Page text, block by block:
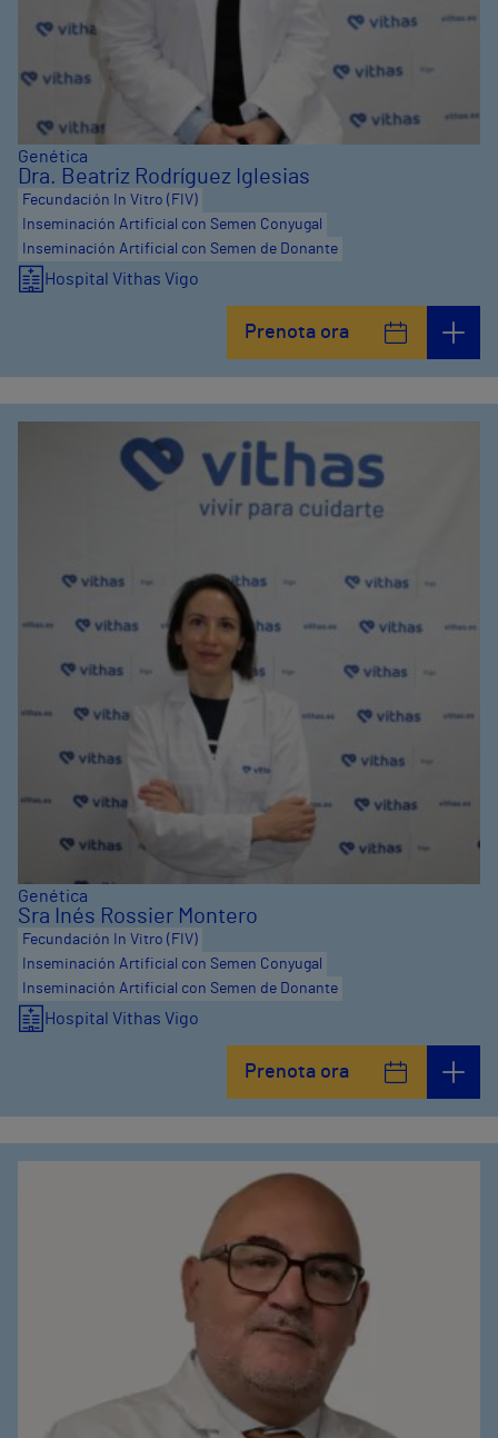
Genética
Dra. Beatriz Rodríguez Iglesias
Fecundación In Vitro (FIV)
Inseminación Artificial con Semen Conyugal
Inseminación Artificial con Semen de Donante
Hospital Vithas Vigo
Prenota ora
Genética
Sra Inés Rossier Montero
Fecundación In Vitro (FIV)
Inseminación Artificial con Semen Conyugal
Inseminación Artificial con Semen de Donante
Hospital Vithas Vigo
Prenota ora